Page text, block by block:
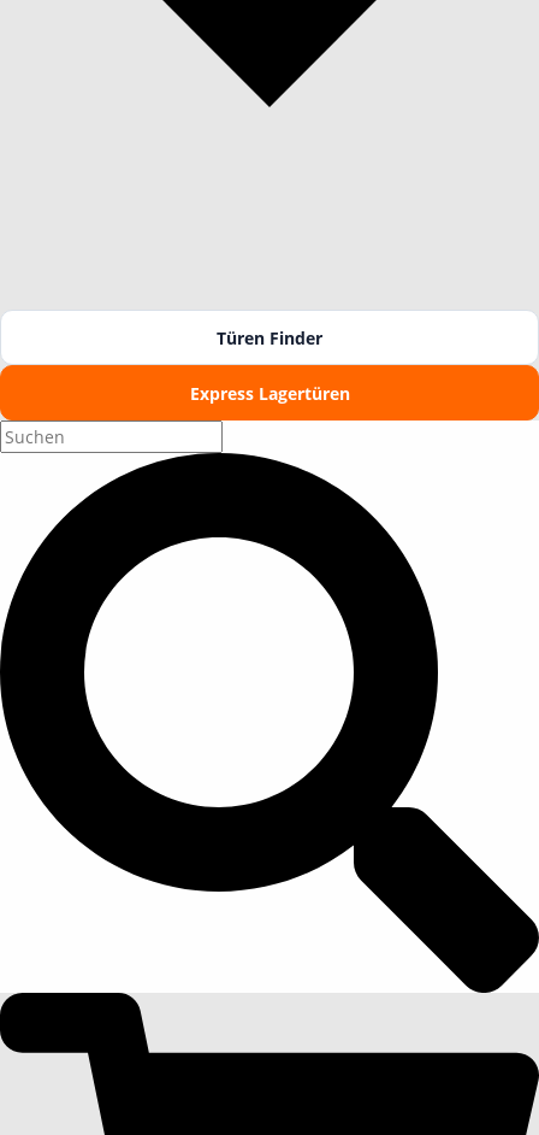
Türen Finder
Express Lagertüren